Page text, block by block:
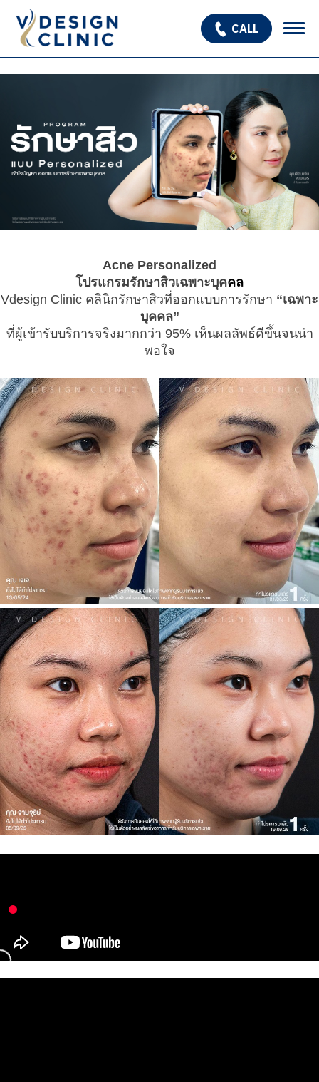
เกี่ยวกับเรา
OPEN SUBMENU
โปรแกรมรักษาหลุมสิว
รักษาผมร่วง ผมบาง
โปรโมชั่น
บทความ
ทีมแพทย์
CALL
Acne Personalized
โปรแกรมรักษาสิวเฉพาะบุคคล
Vdesign Clinic คลินิกรักษาสิวที่ออกแบบการรักษา “เฉพาะ
บุคคล”
ที่ผู้เข้ารับบริการจริงมากกว่า 95% เห็นผลลัพธ์ดีขึ้นจนน่า
พอใจ